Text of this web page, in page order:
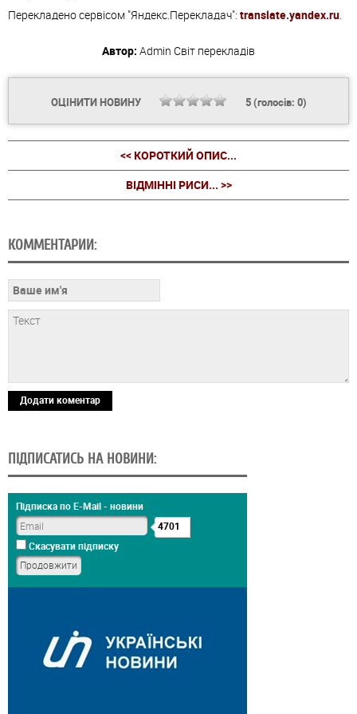
Перекладено сервісом "Яндекс.Перекладач": translate.yandex.ru.
Автор: Admin Світ перекладів
ОЦІНИТИ НОВИНУ 5(голосів: 0)
<< КОРОТКИЙ ОПИС...
ВІДМІННІ РИСИ... >>
КОММЕНТАРИИ:
Додати коментар
ПІДПИСАТИСЬ НА НОВИНИ:
Підписка по E-Mail - новини
4701
Скасувати підписку